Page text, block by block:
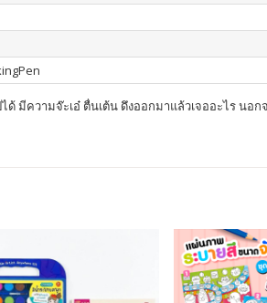
ความจ๊ะเอ๋ ตื่นเต้น ดึงออกมาแล้วเจออะไร นอก